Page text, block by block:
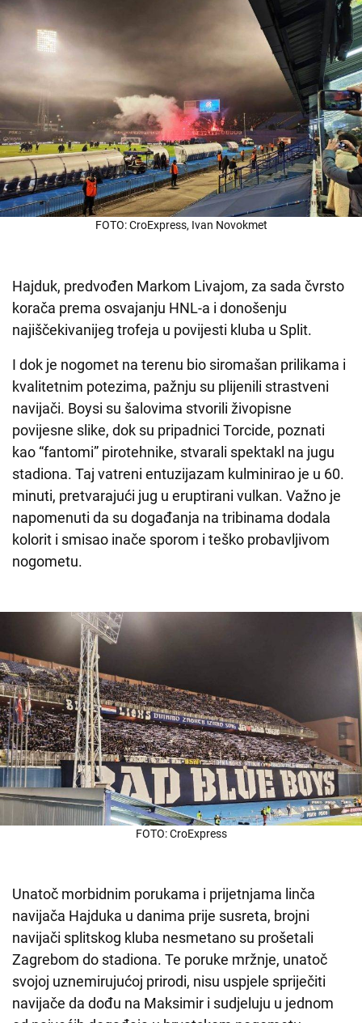
FOTO: CroExpress, Ivan Novokmet
Hajduk, predvođen Markom Livajom, za sada čvrsto
korača prema osvajanju HNL-a i donošenju
najiščekivanijeg trofeja u povijesti kluba u Split.
I dok je nogomet na terenu bio siromašan prilikama i
kvalitetnim potezima, pažnju su plijenili strastveni
navijači. Boysi su šalovima stvorili živopisne
povijesne slike, dok su pripadnici Torcide, poznati
kao “fantomi” pirotehnike, stvarali spektakl na jugu
stadiona. Taj vatreni entuzijazam kulminirao je u 60.
minuti, pretvarajući jug u eruptirani vulkan. Važno je
napomenuti da su događanja na tribinama dodala
kolorit i smisao inače sporom i teško probavljivom
nogometu.
FOTO: CroExpress
Unatoč morbidnim porukama i prijetnjama linča
navijača Hajduka u danima prije susreta, brojni
navijači splitskog kluba nesmetano su prošetali
Zagrebom do stadiona. Te poruke mržnje, unatoč
svojoj uznemirujućoj prirodi, nisu uspjele spriječiti
navijače da dođu na Maksimir i sudjeluju u jednom